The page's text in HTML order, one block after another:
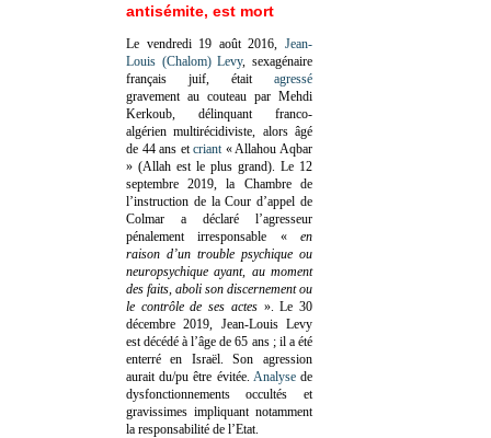
antisémite, est mort
Le vendredi 19 août 2016, Jean-
Louis (Chalom) Levy, sexagénaire
français juif, était agressé
gravement au couteau par Mehdi
Kerkoub, délinquant franco-
algérien multirécidiviste, alors âgé
de 44 ans etcriant « Allahou Aqbar
» (Allah est le plus grand). Le 12
septembre 2019, la Chambre de
l’instruction de la Cour d’appel de
Colmar a déclaré l’agresseur
pénalement irresponsable «en
raison d’un trouble psychique ou
neuropsychique ayant, au moment
des faits, aboli son discernement ou
le contrôle de ses actes». Le 30
décembre 2019, Jean-Louis Levy
est décédé à l’âge de 65 ans ; il a été
enterré en Israël. Son agression
aurait du/pu être évitée. Analysede
dysfonctionnements occultés et
gravissimes impliquant notamment
la responsabilité de l’Etat.